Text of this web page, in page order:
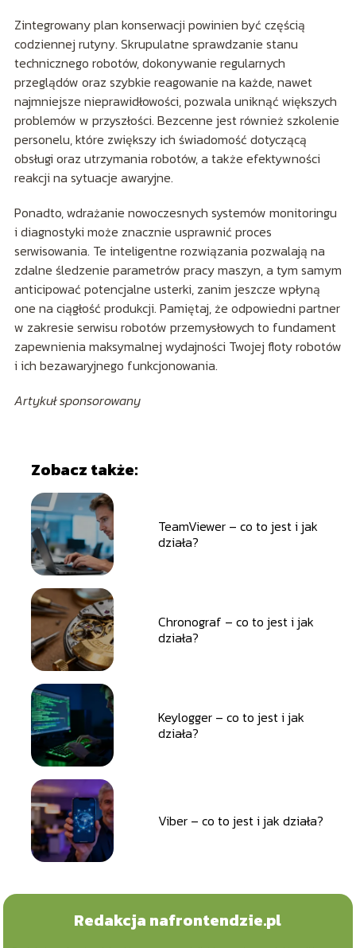
Zintegrowany plan konserwacji powinien być częścią
codziennej rutyny. Skrupulatne sprawdzanie stanu
technicznego robotów, dokonywanie regularnych
przeglądów oraz szybkie reagowanie na każde, nawet
najmniejsze nieprawidłowości, pozwala uniknąć większych
problemów w przyszłości. Bezcenne jest również szkolenie
personelu, które zwiększy ich świadomość dotyczącą
obsługi oraz utrzymania robotów, a także efektywności
reakcji na sytuacje awaryjne.
Ponadto, wdrażanie nowoczesnych systemów monitoringu
i diagnostyki może znacznie usprawnić proces
serwisowania. Te inteligentne rozwiązania pozwalają na
zdalne śledzenie parametrów pracy maszyn, a tym samym
anticipować potencjalne usterki, zanim jeszcze wpłyną
one na ciągłość produkcji. Pamiętaj, że odpowiedni partner
w zakresie serwisu robotów przemysłowych to fundament
zapewnienia maksymalnej wydajności Twojej floty robotów
i ich bezawaryjnego funkcjonowania.
Artykuł sponsorowany
Zobacz także:
TeamViewer – co to jest i jak
działa?
Chronograf – co to jest i jak
działa?
Keylogger – co to jest i jak
działa?
Viber – co to jest i jak działa?
Redakcja nafrontendzie.pl